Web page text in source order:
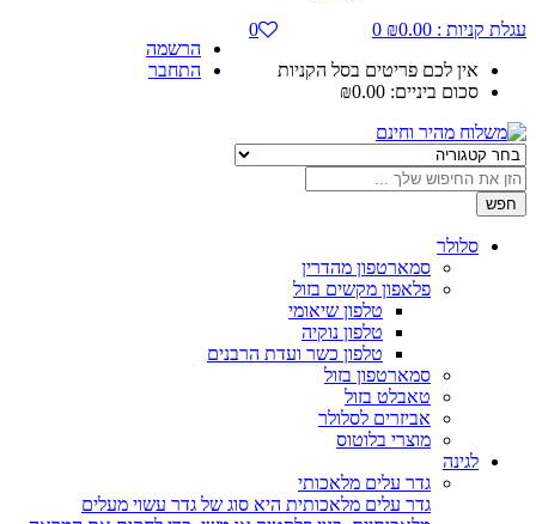
עגלת קניות :
₪0.00
0
אין לכם פריטים בסל הקניות
סכום ביניים:
₪0.00
0
הרשמה
התחבר
חפש
סלולר
סמארטפון מהדרין
פלאפון מקשים בזול
טלפון שיאומי
טלפון נוקיה
טלפון כשר ועדת הרבנים
סמארטפון בזול
טאבלט בזול
אביזרים לסלולר
מוצרי בלוטוס
לגינה
גדר עלים מלאכותי
גדר עלים מלאכותית היא סוג של גדר עשוי מעלים